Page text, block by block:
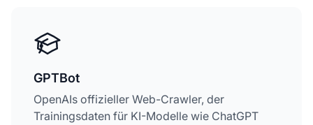
GPTBot
OpenAIs offizieller Web-Crawler, der
Trainingsdaten für KI-Modelle wie ChatGPT